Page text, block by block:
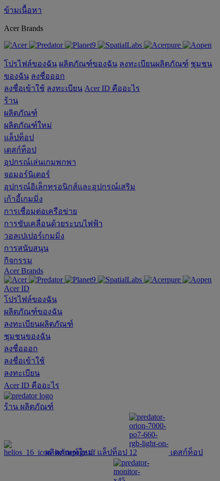
ข้ามเนื้อหา
Acer Brands
โปรไฟล์ของฉัน ผลิตภัณฑ์ของฉัน ลงทะเบียนผลิตภัณฑ์ ชุมชน
ของฉัน ลงชื่อออก
ลงชื่อเข้าใช้ ลงทะเบียน Acer ID คืออะไร
ร้าน
ผลิตภัณฑ์
ผลิตภัณฑ์ใหม่
แล็ปท็อป
เดสก์ท็อป
อุปกรณ์เล่นเกมพกพา
จอมอร์นิเตอร์
อุปกรณ์อิเล็กทรอนิกส์และอุปกรณ์เสริม
เก้าอี้เกมมิ่ง
การเชื่อมต่อเครือข่าย
การขับเคลื่อนด้วยระบบไฟฟ้า
วอลเปเปอร์เกมมิ่ง
การสนับสนุน
กิจกรรม
Acer Brands
Acer ID
โปรไฟล์ของฉัน
ผลิตภัณฑ์ของฉัน
ลงทะเบียนผลิตภัณฑ์
ชุมชนของฉัน
ลงชื่อออก
ลงชื่อเข้าใช้
ลงทะเบียน
Acer ID คืออะไร
ร้าน ผลิตภัณฑ์
ผลิตภัณฑ์ใหม่ แล็ปท็อป เดสก์ท็อป